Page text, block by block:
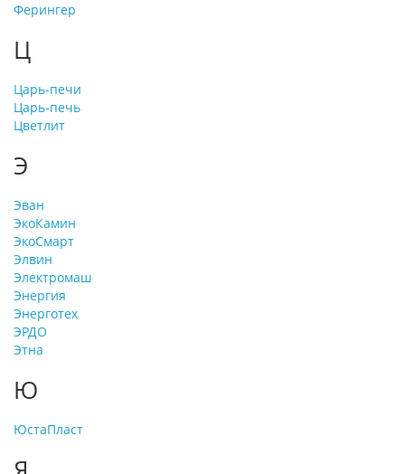
Ферингер
Ц
Царь-печи
Царь-печь
Цветлит
Э
Эван
ЭкоКамин
ЭкоСмарт
Элвин
Электромаш
Энергия
Энерготех
ЭРДО
Этна
Ю
ЮстаПласт